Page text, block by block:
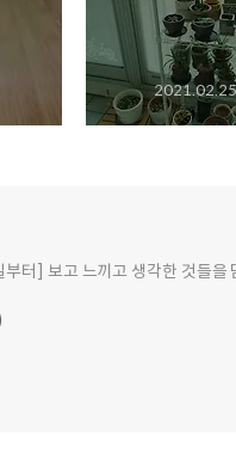
터] 보고 느끼고 생각한 것들을